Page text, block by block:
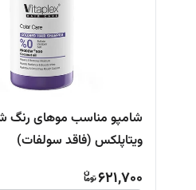
شامپو مناسب موهای رنگ
ویتاپلکس (فاقد سولفات)
621,700